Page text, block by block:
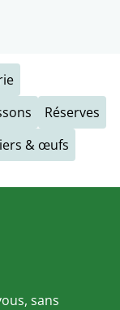
Réserves
& œufs
sans